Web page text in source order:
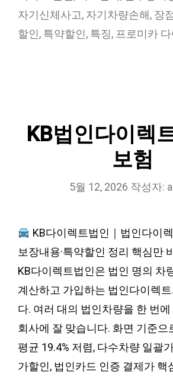
자기신체사고, 자기차량손해, 장점
할인, 특약할인, 특징, 프로미카
KB법인다이렉
보험
5월 12, 2026 작성자:
KB다이렉트법인｜법인다이
보장내용·특약할인 정리 핵심만
KB다이렉트법인은 법인 명의 차
계산하고 가입하는 법인다이렉
다. 여러 대의 법인차량을 한 번
회사에 잘 맞습니다. 화면 기준으
평균 19.4% 저렴, 다수차량 일괄
가할인, 법인카드 인증 결제가 핵